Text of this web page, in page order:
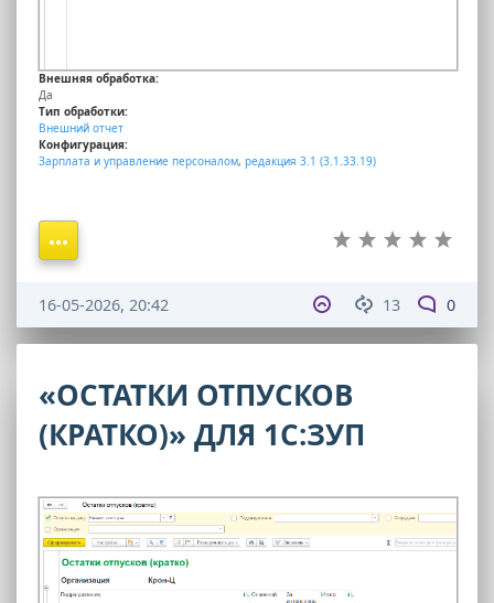
Внешняя обработка:
Да
Тип обработки:
Внешний отчет
Конфигурация:
Зарплата и управление персоналом, редакция 3.1 (3.1.33.19)
13 0
16-05-2026, 20:42
«ОСТАТКИ ОТПУСКОВ
(КРАТКО)» ДЛЯ 1С:ЗУП